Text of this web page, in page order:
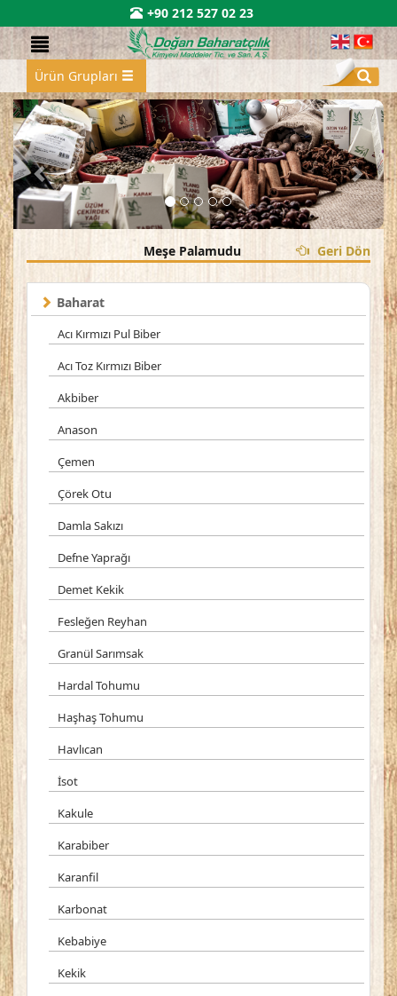
+90 212 527 02 23
Ürün Grupları
Meşe Palamudu Geri Dön
Baharat
Acı Kırmızı Pul Biber
Acı Toz Kırmızı Biber
Akbiber
Anason
Çemen
Çörek Otu
Damla Sakızı
Defne Yaprağı
Demet Kekik
Fesleğen Reyhan
Granül Sarımsak
Hardal Tohumu
Haşhaş Tohumu
Havlıcan
İsot
Kakule
Karabiber
Karanfil
Karbonat
Kebabiye
Kekik